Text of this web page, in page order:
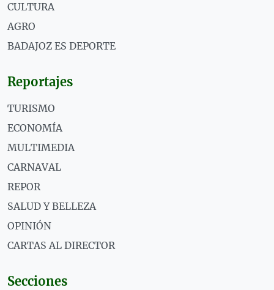
CULTURA
AGRO
BADAJOZ ES DEPORTE
Reportajes
TURISMO
ECONOMÍA
MULTIMEDIA
CARNAVAL
REPOR
SALUD Y BELLEZA
OPINIÓN
CARTAS AL DIRECTOR
Secciones